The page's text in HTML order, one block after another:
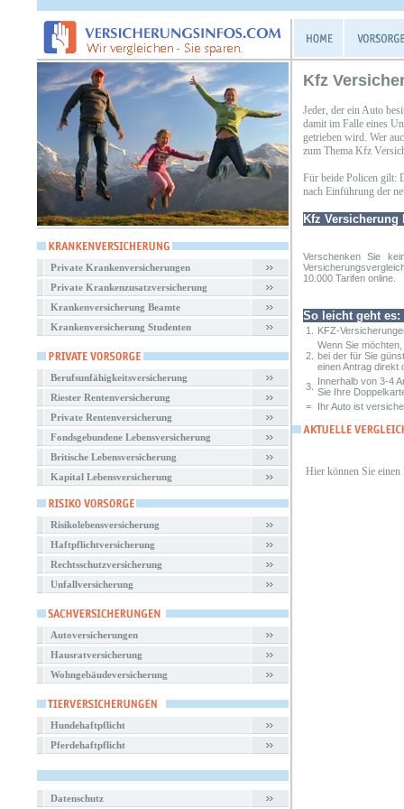
Private Krankenversicherungen
Private Krankenzusatzversicherung
Krankenversicherung Beamte
Krankenversicherung Studenten
Berufsunfähigkeitsversicherung
Riester Rentenversicherung
Private Rentenversicherung
Fondsgebundene Lebensversicherung
Britische Lebensversicherung
Kapital Lebensversicherung
Risikolebensversicherung
Haftpflichtversicherung
Rechtsschutzversicherung
Unfallversicherung
Autoversicherungen
Hausratversicherung
Wohngebäudeversicherung
Hundehaftpflicht
Pferdehaftpflicht
Datenschutz
Kfz
Jeder, der ein Auto
damit im Falle eines
getrieben wird. Wer
zum Thema Kfz
Für beide Policen gilt:
nach Einführung der
Kfz
Verschenken Sie
10.000 Tarifen online.
So leicht geht es:
1. KFZ-
2.
Wenn Sie
bei der für Sie
einen Antrag direkt
3.
Innerhalb von 3-4
Sie Ihre
=
Ihr Auto ist
Hier können Sie